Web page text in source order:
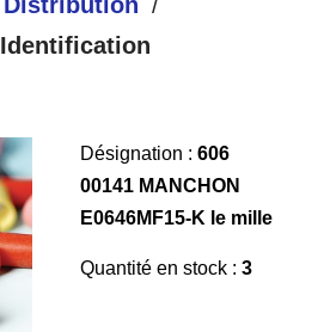
Identification
Désignation : 606
00141 MANCHON
E0646MF15-K le mille
Quantité en stock : 3